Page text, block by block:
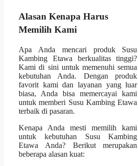
Alasan Kenapa Harus
Memilih Kami
Apa Anda mencari produk Susu
Kambing Etawa berkualitas tinggi?
Kami di sini untuk memenuhi semua
kebutuhan Anda. Dengan produk
favorit kami dan layanan yang luar
biasa, Anda bisa memercayai kami
untuk memberi Susu Kambing Etawa
terbaik di pasaran.
Kenapa Anda mesti memilih kami
untuk kebutuhan Susu Kambing
Etawa Anda? Berikut merupakan
beberapa alasan kuat: